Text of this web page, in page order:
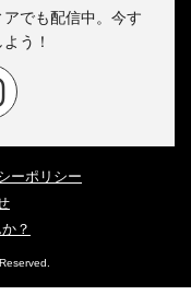
でも配信中。今す
う！
ーポリシー
？